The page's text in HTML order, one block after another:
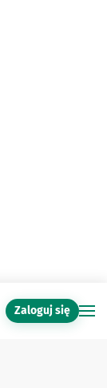
Zaloguj się